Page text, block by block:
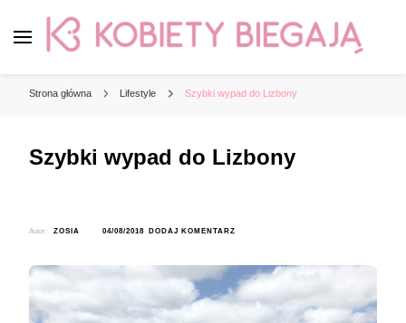
Strona główna Lifestyle Szybki wypad do Lizbony
Szybki wypad do Lizbony
Autor: ZOSIA 04/08/2018 DODAJ KOMENTARZ
LIZBONY